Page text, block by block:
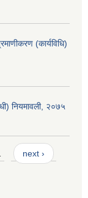
(कार्यविधि)
नियमावली, २०७५
next ›